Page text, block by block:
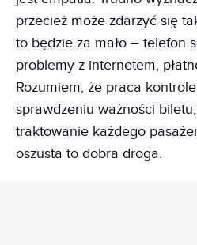
przecież może zdarzyć się
to będzie za mało – telefon
problemy z internetem,
Rozumiem, że praca
sprawdzeniu ważności
traktowanie każdego
oszusta to dobra droga.